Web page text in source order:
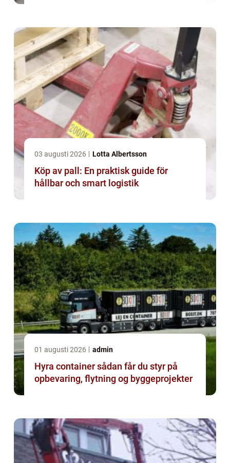
03 augusti 2026 Lotta Albertsson
Köp av pall: En praktisk guide för
hållbar och smart logistik
01 augusti 2026 admin
Hyra container sådan får du styr på
opbevaring, flytning og byggeprojekter